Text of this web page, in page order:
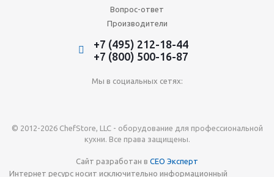
Вопрос-ответ
Производители
+7 (495) 212-18-44
+7 (800) 500-16-87
Мы в социальных сетях:
© 2012-2026 ChefStore, LLC - оборудование для профессиональной
кухни. Все права защищены.
Сайт разработан в СЕО Эксперт
Интернет ресурс носит исключительно информационный